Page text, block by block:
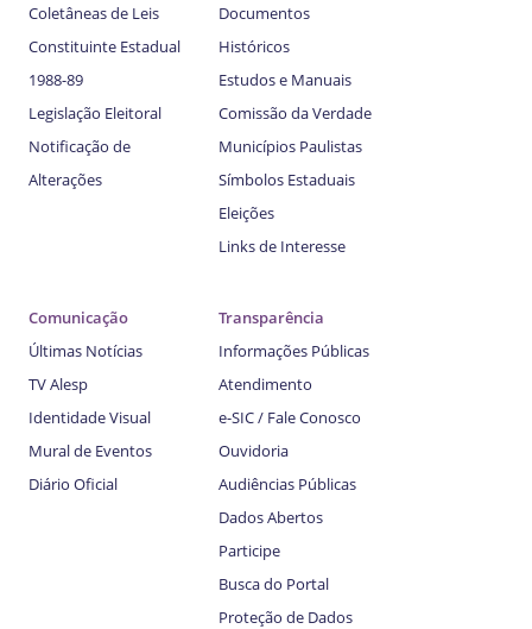
Coletâneas de Leis
Constituinte Estadual
1988-89
Legislação Eleitoral
Notificação de
Alterações
Documentos
Históricos
Estudos e Manuais
Comissão da Verdade
Municípios Paulistas
Símbolos Estaduais
Eleições
Links de Interesse
Comunicação
Últimas Notícias
TV Alesp
Identidade Visual
Mural de Eventos
Diário Oficial
Transparência
Informações Públicas
Atendimento
e-SIC / Fale Conosco
Ouvidoria
Audiências Públicas
Dados Abertos
Participe
Busca do Portal
Proteção de Dados